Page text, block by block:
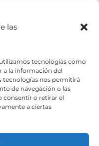
las
tecnologías como
a la información del
tecnologías nos permitirá
de navegación o las
consentir o retirar el
a ciertas